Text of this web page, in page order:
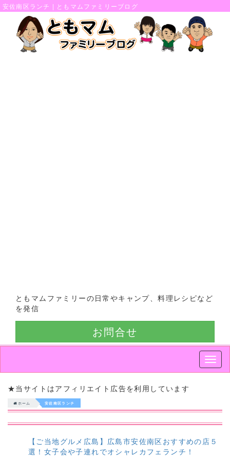
安佐南区ランチ | ともマムファミリーブログ
ともマムファミリーの日常やキャンプ、料理レシピなど
を発信
お問合せ
Nav
★当サイトはアフィリエイト広告を利用しています
ホーム 安佐南区ランチ
【ご当地グルメ広島】広島市安佐南区おすすめの店５
選！女子会や子連れでオシャレカフェランチ！